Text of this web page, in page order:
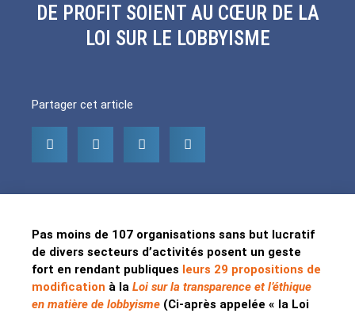
DE PROFIT SOIENT AU CŒUR DE LA
LOI SUR LE LOBBYISME
Partager cet article
Pas moins de 107 organisations sans but lucratif
de divers secteurs d’activités posent un geste
fort en rendant publiques leurs 29 propositions de
modification à la Loi sur la transparence et l’éthique
en matière de lobbyisme (Ci-après appelée « la Loi